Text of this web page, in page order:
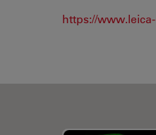
https://